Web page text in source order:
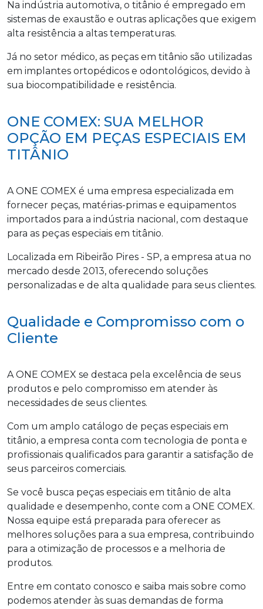
Na indústria automotiva, o titânio é empregado em
sistemas de exaustão e outras aplicações que exigem
alta resistência a altas temperaturas.
Já no setor médico, as peças em titânio são utilizadas
em implantes ortopédicos e odontológicos, devido à
sua biocompatibilidade e resistência.
ONE COMEX: SUA MELHOR
OPÇÃO EM PEÇAS ESPECIAIS EM
TITÂNIO
A ONE COMEX é uma empresa especializada em
fornecer peças, matérias-primas e equipamentos
importados para a indústria nacional, com destaque
para as peças especiais em titânio.
Localizada em Ribeirão Pires - SP, a empresa atua no
mercado desde 2013, oferecendo soluções
personalizadas e de alta qualidade para seus clientes.
Qualidade e Compromisso com o
Cliente
A ONE COMEX se destaca pela excelência de seus
produtos e pelo compromisso em atender às
necessidades de seus clientes.
Com um amplo catálogo de peças especiais em
titânio, a empresa conta com tecnologia de ponta e
profissionais qualificados para garantir a satisfação de
seus parceiros comerciais.
Se você busca peças especiais em titânio de alta
qualidade e desempenho, conte com a ONE COMEX.
Nossa equipe está preparada para oferecer as
melhores soluções para a sua empresa, contribuindo
para a otimização de processos e a melhoria de
produtos.
Entre em contato conosco e saiba mais sobre como
podemos atender às suas demandas de forma